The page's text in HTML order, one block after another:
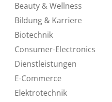
Beauty & Wellness
Bildung & Karriere
Biotechnik
Consumer-Electronics
Dienstleistungen
E-Commerce
Elektrotechnik